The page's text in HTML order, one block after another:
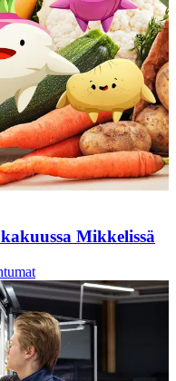
Mikkelissä